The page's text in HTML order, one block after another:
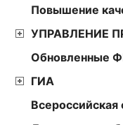
Повышение
УПРАВЛЕНИЕ
Обновленные
ГИА